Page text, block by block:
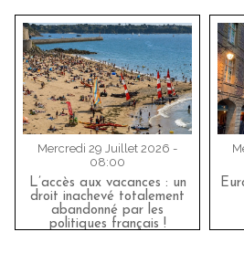
Mercredi 29 Juillet 2026 -
08:00
L’accès aux vacances : un
droit inachevé totalement
abandonné par les
politiques français !